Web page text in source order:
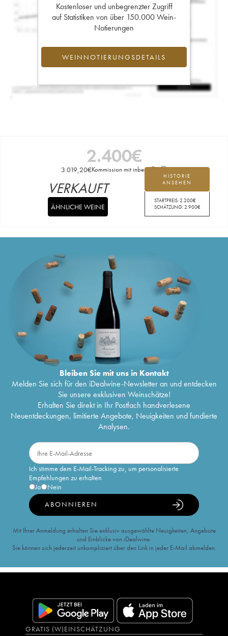
Kostenloser und unbegrenzter Zugriff
auf Statistiken von über 150.000 Wein-
Notierungen
WEINNOTIERUNGSDETAILS
2.400€
3.019,20€Kommission mit inbegriffen
HISTORIE
ANSEHEN
STARTPREIS:2.200€
SCHÄTZUNG:2.900€
VERKAUFT
ÄHNLICHE WEINE
Bleiben Sie mit uns in Kontakt
Melden Sie sich für den iDealwine-Newsletter an und entdecken
Sie unsere exklusiven Weinschätze!
Erhalten Sie direkt in Ihr Postfach handverlesene
Neuentdeckungen, limitierte Angebote, Neuigkeiten und fundierte
Analysen.
Ich stimme dem E-Mail-Tracking zu, um personalisierte
Empfehlungen zu erhalten
Ja
Nein
ABONNIEREN
Mit Ihrer Anmeldung erhalten Sie exklusiv ausgewählte Neuigkeiten, Angebote
und Einblicke von iDealwine.
Sie können sich jederzeit unkompliziert über den Link in jeder E-Mail abmelden.
GRATIS (W)EINSCHÄTZUNG